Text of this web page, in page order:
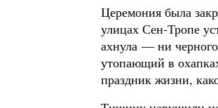
Церемония была
улицах Сен-Тропе
ахнула — ни черного
утопающий в
праздник жизни,